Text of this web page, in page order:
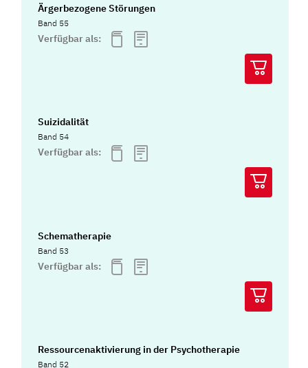
Ärgerbezogene Störungen
Band 55
Verfügbar als:
Suizidalität
Band 54
Verfügbar als:
Schematherapie
Band 53
Verfügbar als:
Ressourcenaktivierung in der Psychotherapie
Band 52